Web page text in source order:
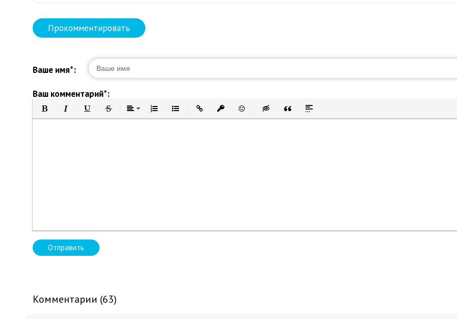
Прокомментировать
Ваше имя*:
Ваш комментарий*:
Полужирный
КурсивПодчеркнутый
ЗачеркнутыйВыравнивание
Нумерованный список
Маркированный список
Вставить ссылку
Вставить защищенную ссылку
Вставить смайлик
Вставка скрытого текста
Вставка цитаты
Вставка спойлера
Отправить
Комментарии (63)